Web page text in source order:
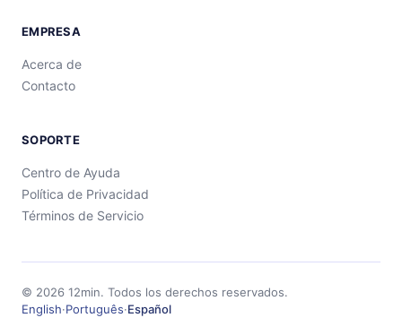
EMPRESA
Acerca de
Contacto
SOPORTE
Centro de Ayuda
Política de Privacidad
Términos de Servicio
© 2026 12min. Todos los derechos reservados.
English·Português·Español